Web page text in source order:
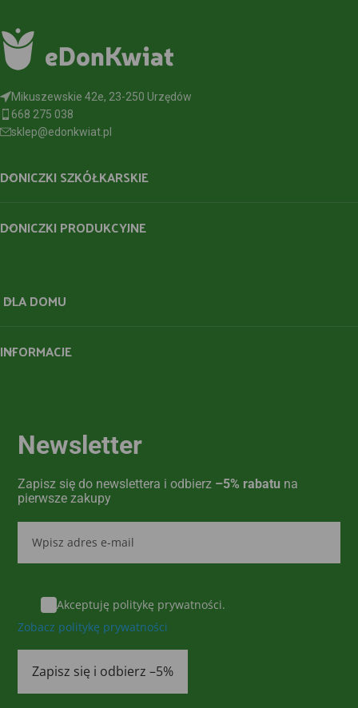
Mikuszewskie 42e, 23-250 Urzędów
668 275 038
sklep@edonkwiat.pl
DONICZKI SZKÓŁKARSKIE
DONICZKI PRODUKCYJNE
DLA DOMU
INFORMACJE
Newsletter
Zapisz się do newslettera i odbierz –5% rabatu na
pierwsze zakupy
Akceptuję politykę prywatności.
Zobacz politykę prywatności
Zapisz się i odbierz –5%